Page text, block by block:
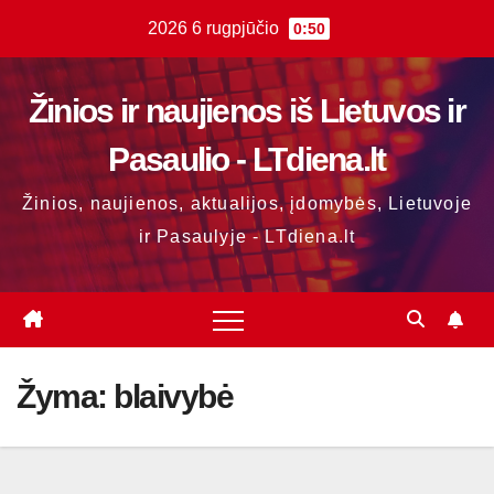
content
2026 6 rugpjūčio 0:50
Žinios ir naujienos iš Lietuvos ir
Pasaulio - LTdiena.lt
Žinios, naujienos, aktualijos, įdomybės, Lietuvoje
ir Pasaulyje - LTdiena.lt
Žyma: blaivybė